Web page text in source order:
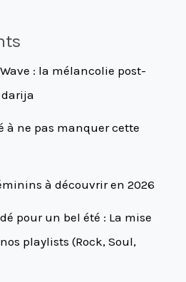
: la mélancolie post-
à ne pas manquer cette
à découvrir en 2026
pour un bel été : La mise
playlists (Rock, Soul,